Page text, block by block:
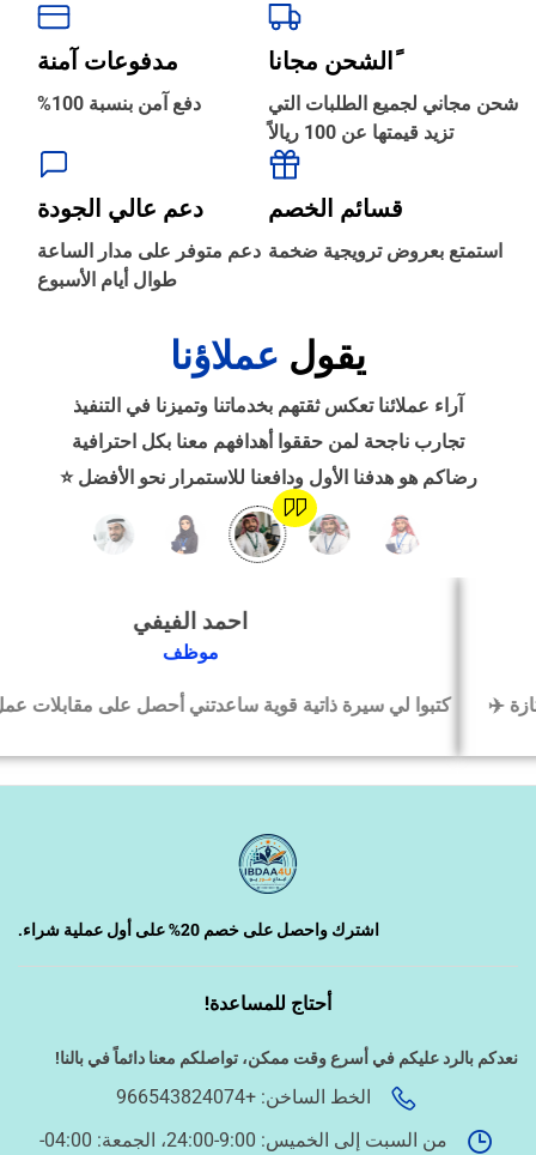
ًالشحن مجانا
شحن مجاني لجميع الطلبات التي
تزيد قيمتها عن 100 ريالاً
مدفوعات آمنة
دفع آمن بنسبة 100%
قسائم الخصم
استمتع بعروض ترويجية ضخمة
دعم عالي الجودة
دعم متوفر على مدار الساعة
طوال أيام الأسبوع
يقول عملاؤنا
آراء عملائنا تعكس ثقتهم بخدماتنا وتميزنا في التنفيذ
تجارب ناجحة لمن حققوا أهدافهم معنا بكل احترافية
رضاكم هو هدفنا الأول ودافعنا للاستمرار نحو الأفضل ⭐
احمد الفيفي
كتبوا لي سيرة ذاتية قوية ساعدتني أحصل على مقابلات عمل بسرعة
اشترك واحصل على خصم 20% على أول عملية شراء.
أحتاج للمساعدة!
نعدكم بالرد عليكم في أسرع وقت ممكن، تواصلكم معنا دائماً في بالنا!
الخط الساخن: +966543824074
من السبت إلى الخميس: 9:00-24:00، الجمعة: 04:00-
الترجمة والبحوث ‹
الطباعة والأدوات المكتبية
حجز طيران ‹
الوظائف ‹
تصميم موقع/متجر/تطبيق
دراسة الجدوى وخطط المشاريع
الخدمات الإلكترونية الحكومية